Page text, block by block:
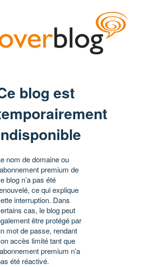
blog est
nom de domaine ou
premium de
blog n’a pas été
ce qui explique
interruption. Dans
cas, le blog peut
être protégé par
mot de passe, rendant
accès limité tant que
premium n’a
été réactivé.